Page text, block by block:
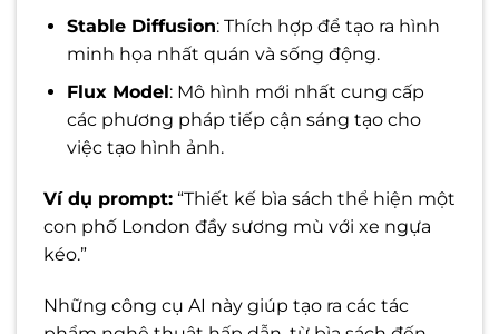
Stable Diffusion: Thích hợp để tạo ra hình
minh họa nhất quán và sống động.
Flux Model: Mô hình mới nhất cung cấp
các phương pháp tiếp cận sáng tạo cho
việc tạo hình ảnh.
Ví dụ prompt: “Thiết kế bìa sách thể hiện một
con phố London đầy sương mù với xe ngựa
kéo.”
Những công cụ AI này giúp tạo ra các tác